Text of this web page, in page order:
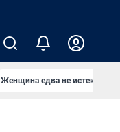
Женщина едва не истекла